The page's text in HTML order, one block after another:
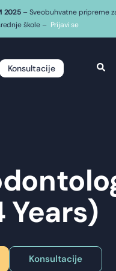
2025 – Sveobuhvatne pripreme
škole – Prijavi se
Konsultacije
Years)
Konsultacije